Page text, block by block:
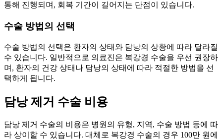
통해 진행되며, 회복 기간이 길어지는 단점이 있습니다.
수술 방법의 선택
수술 방법의 선택은 환자의 상태와 담낭의 상황에 따라 달라질
수 있습니다. 일반적으로 의료진은 복강경 수술을 우선 권장하
며, 환자의 건강 상태나 담낭의 상태에 따라 적절한 방법을 선
택하게 됩니다.
담낭 제거 수술 비용
담낭 제거 수술의 비용은 병원의 유형, 지역, 수술 방법 등에 따
라 상이할 수 있습니다. 대체로 복강경 수술의 경우 100만 원에